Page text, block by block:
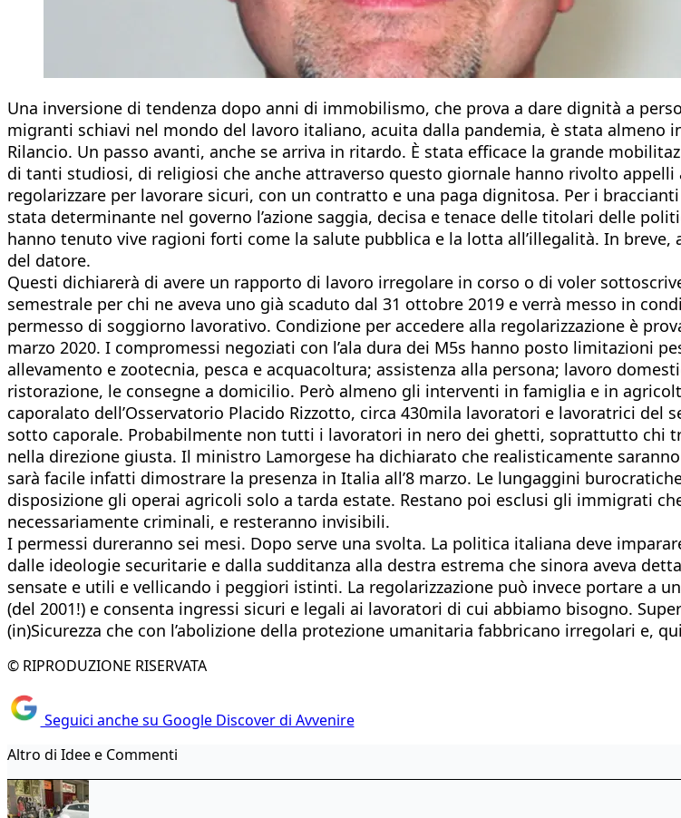
Una inversione di tendenza dopo anni di immobilismo, che prova a dare dignità a
migranti schiavi nel mondo del lavoro italiano, acuita dalla pandemia, è stata almeno
Rilancio. Un passo avanti, anche se arriva in ritardo. È stata efficace la grande
di tanti studiosi, di religiosi che anche attraverso questo giornale hanno rivolto
regolarizzare per lavorare sicuri, con un contratto e una paga dignitosa. Per i
stata determinante nel governo l’azione saggia, decisa e tenace delle titolari delle
hanno tenuto vive ragioni forti come la salute pubblica e la lotta all’illegalità. In breve,
del datore.
Questi dichiarerà di avere un rapporto di lavoro irregolare in corso o di voler
semestrale per chi ne aveva uno già scaduto dal 31 ottobre 2019 e verrà messo in
permesso di soggiorno lavorativo. Condizione per accedere alla regolarizzazione è
marzo 2020. I compromessi negoziati con l’ala dura dei M5s hanno posto
allevamento e zootecnia, pesca e acquacoltura; assistenza alla persona; lavoro
ristorazione, le consegne a domicilio. Però almeno gli interventi in famiglia e in
caporalato dell’Osservatorio Placido Rizzotto, circa 430mila lavoratori e lavoratrici
sotto caporale. Probabilmente non tutti i lavoratori in nero dei ghetti, soprattutto chi
nella direzione giusta. Il ministro Lamorgese ha dichiarato che realisticamente
sarà facile infatti dimostrare la presenza in Italia all’8 marzo. Le lungaggini
disposizione gli operai agricoli solo a tarda estate. Restano poi esclusi gli immigrati
necessariamente criminali, e resteranno invisibili.
I permessi dureranno sei mesi. Dopo serve una svolta. La politica italiana deve
dalle ideologie securitarie e dalla sudditanza alla destra estrema che sinora aveva
sensate e utili e vellicando i peggiori istinti. La regolarizzazione può invece portare a
(del 2001!) e consenta ingressi sicuri e legali ai lavoratori di cui abbiamo bisogno.
(in)Sicurezza che con l’abolizione della protezione umanitaria fabbricano irregolari e,
© RIPRODUZIONE RISERVATA
Seguici anche su Google Discover di Avvenire
Altro di Idee e Commenti